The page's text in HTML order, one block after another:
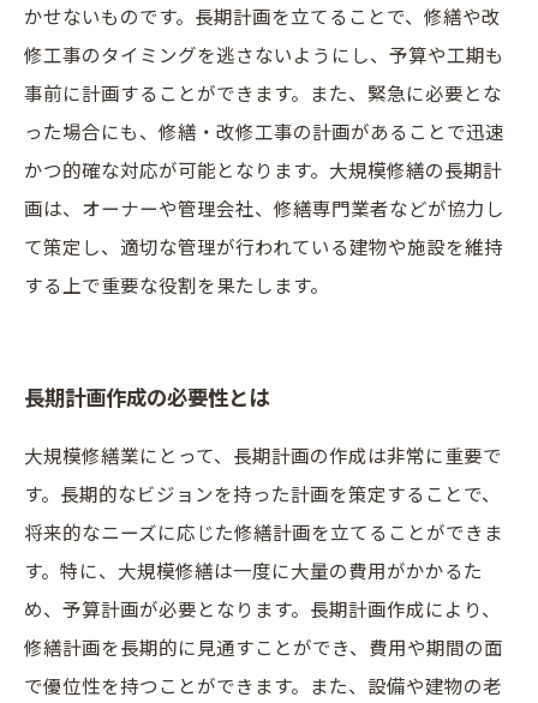
かせないものです。長期計画を立てることで、修繕や改
修工事のタイミングを逃さないようにし、予算や工期も
事前に計画することができます。また、緊急に必要とな
った場合にも、修繕・改修工事の計画があることで迅速
かつ的確な対応が可能となります。大規模修繕の長期計
画は、オーナーや管理会社、修繕専門業者などが協力し
て策定し、適切な管理が行われている建物や施設を維持
する上で重要な役割を果たします。
長期計画作成の必要性とは
大規模修繕業にとって、長期計画の作成は非常に重要で
す。長期的なビジョンを持った計画を策定することで、
将来的なニーズに応じた修繕計画を立てることができま
す。特に、大規模修繕は一度に大量の費用がかかるた
め、予算計画が必要となります。長期計画作成により、
修繕計画を長期的に見通すことができ、費用や期間の面
で優位性を持つことができます。また、設備や建物の老